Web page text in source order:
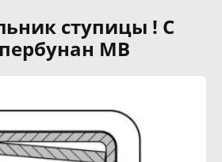
ступицы ! C
MB